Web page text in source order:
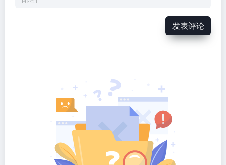
发表评论